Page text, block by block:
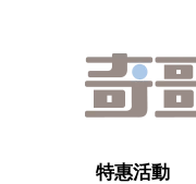
特惠活動